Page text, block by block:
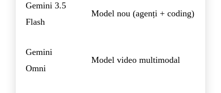
Gemini 3.5
Flash
Model nou (agenți + coding)
Gemini
Omni
Model video multimodal